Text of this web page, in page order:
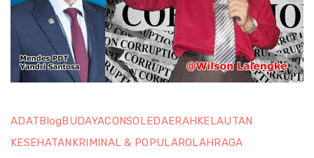
ADATBlogBUDAYACONSOLEDAERAHKELAUTAN
KESEHATANKRIMINAL & POPULAROLAHRAGA